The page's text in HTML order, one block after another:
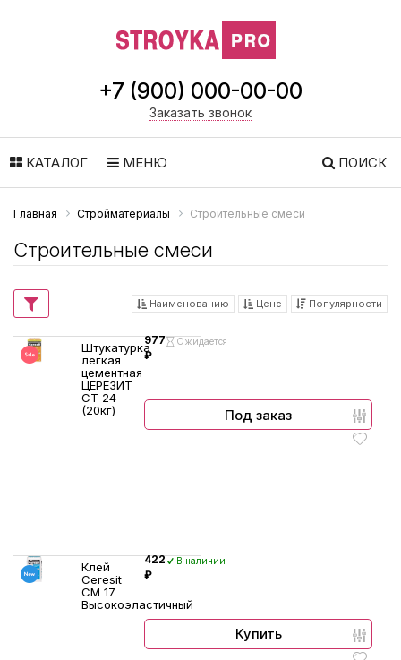
+7 (900) 000-00-00
Заказать звонок
КАТАЛОГ МЕНЮ ПОИСК
Главная Стройматериалы Строительные смеси
Строительные смеси
Наименованию Цене Популярности
Штукатурка
легкая
цементная
ЦЕРЕЗИТ
CT 24
(20кг)
977
₽
Ожидается
Под заказ
Клей
Ceresit
CM 17
Высокоэластичный
422
₽
В наличии
Купить